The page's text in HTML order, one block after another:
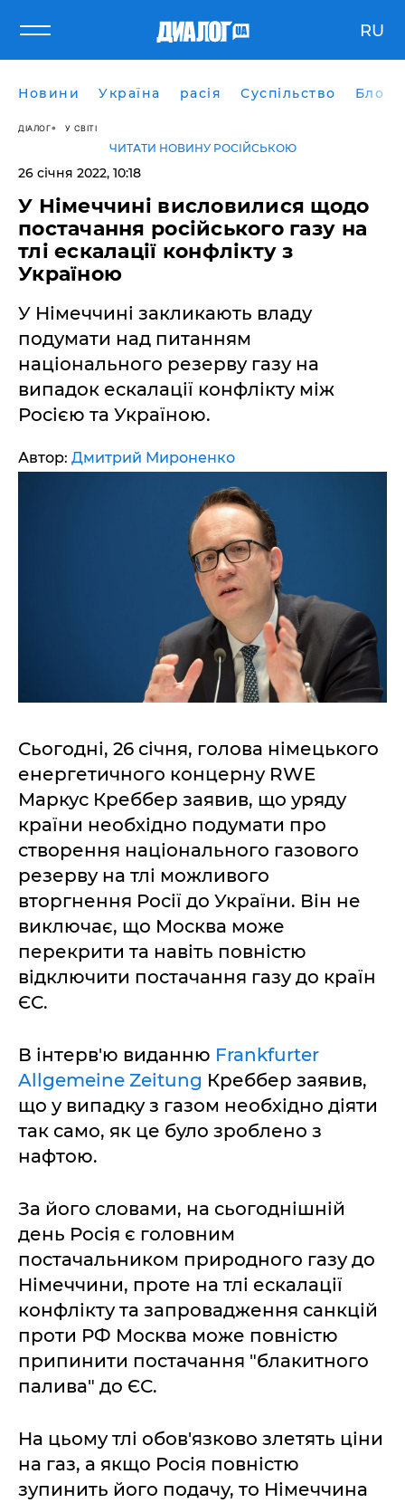
RU
Новини Україна расія Суспільство Блоги
ДІАЛОГ У СВІТІ
ЧИТАТИ НОВИНУ РОСІЙСЬКОЮ
26 січня 2022, 10:18
У Німеччині висловилися щодо
постачання російського газу на
тлі ескалації конфлікту з
Україною
У Німеччині закликають владу
подумати над питанням
національного резерву газу на
випадок ескалації конфлікту між
Росією та Україною.
Автор: Дмитрий Мироненко
Сьогодні, 26 січня, голова німецького
енергетичного концерну RWE
Маркус Креббер заявив, що уряду
країни необхідно подумати про
створення національного газового
резерву на тлі можливого
вторгнення Росії до України. Він не
виключає, що Москва може
перекрити та навіть повністю
відключити постачання газу до країн
ЄС.
В інтерв'ю виданню Frankfurter
Allgemeine Zeitung Креббер заявив,
що у випадку з газом необхідно діяти
так само, як це було зроблено з
нафтою.
За його словами, на сьогоднішній
день Росія є головним
постачальником природного газу до
Німеччини, проте на тлі ескалації
конфлікту та запровадження санкцій
проти РФ Москва може повністю
припинити постачання "блакитного
палива" до ЄС.
На цьому тлі обов'язково злетять ціни
на газ, а якщо Росія повністю
зупинить його подачу, то Німеччина